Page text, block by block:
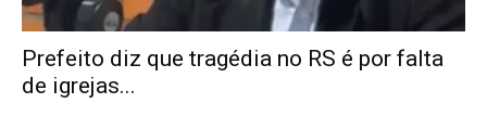
Prefeito diz que tragédia no RS é por falta
de igrejas...